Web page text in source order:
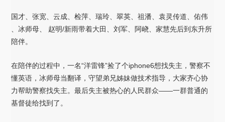
国才、张宽、云成、检萍、瑞玲、翠英、祖潘、袁灵传道、佑伟
、冰师母、 赵明/新雨带着大田、刘军、阿峣、家慧先后到东升所
陪伴。
在陪伴的过程中，一名“洋雷锋”捡了个iphone6想找失主，警察不
懂英语，冰师母当翻译，守望弟兄姊妹做技术指导，大家齐心协
力帮助警察找失主。最后失主被热心的人民群众——一群普通的
基督徒给找到了。